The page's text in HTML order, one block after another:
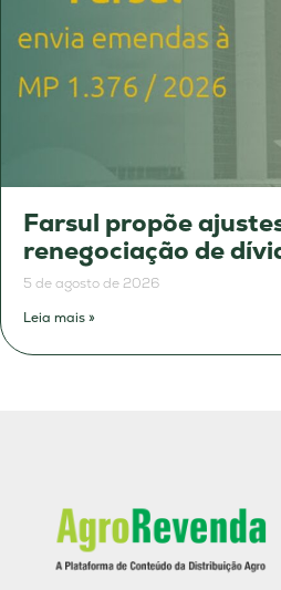
Farsul propõe
renegociação de
5 de agosto de 2026
Leia mais »